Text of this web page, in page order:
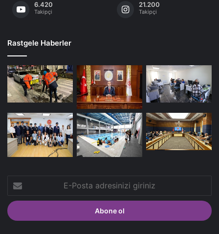
6.420
Takipçi
21.200
Takipçi
Rastgele Haberler
Posta
adresinizi
giriniz